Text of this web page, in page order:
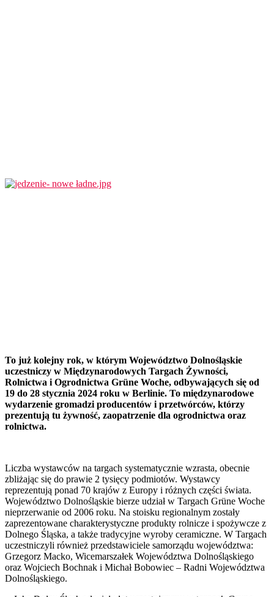
To już kolejny rok, w którym Województwo Dolnośląskie
uczestniczy w Międzynarodowych Targach Żywności,
Rolnictwa i Ogrodnictwa Grüne Woche, odbywających się od
19 do 28 stycznia 2024 roku w Berlinie. To międzynarodowe
wydarzenie gromadzi producentów i przetwórców, którzy
prezentują tu żywność, zaopatrzenie dla ogrodnictwa oraz
rolnictwa.
Liczba wystawców na targach systematycznie wzrasta, obecnie
zbliżając się do prawie 2 tysięcy podmiotów. Wystawcy
reprezentują ponad 70 krajów z Europy i różnych części świata.
Województwo Dolnośląskie bierze udział w Targach Grüne Woche
nieprzerwanie od 2006 roku. Na stoisku regionalnym zostały
zaprezentowane charakterystyczne produkty rolnicze i spożywcze z
Dolnego Śląska, a także tradycyjne wyroby ceramiczne. W Targach
uczestniczyli również przedstawiciele samorządu województwa:
Grzegorz Macko, Wicemarszałek Województwa Dolnośląskiego
oraz Wojciech Bochnak i Michał Bobowiec – Radni Województwa
Dolnośląskiego.